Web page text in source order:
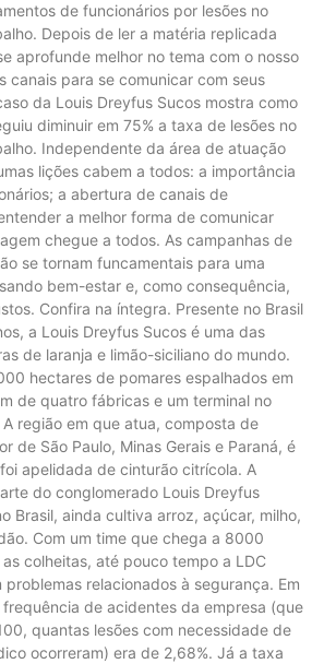
de funcionários por lesões no
Depois de ler a matéria replicada
aprofunde melhor no tema com o nosso
canais para se comunicar com seus
da Louis Dreyfus Sucos mostra como
diminuir em 75% a taxa de lesões no
Independente da área de atuação
lições cabem a todos: a importância
a abertura de canais de
a melhor forma de comunicar
chegue a todos. As campanhas de
se tornam funcamentais para uma
bem-estar e, como consequência,
Confira na íntegra. Presente no Brasil
a Louis Dreyfus Sucos é uma das
de laranja e limão-siciliano do mundo.
hectares de pomares espalhados em
de quatro fábricas e um terminal no
região em que atua, composta de
de São Paulo, Minas Gerais e Paraná, é
apelidada de cinturão citrícola. A
do conglomerado Louis Dreyfus
Brasil, ainda cultiva arroz, açúcar, milho,
Com um time que chega a 8000
colheitas, até pouco tempo a LDC
problemas relacionados à segurança. Em
de acidentes da empresa (que
quantas lesões com necessidade de
ocorreram) era de 2,68%. Já a taxa